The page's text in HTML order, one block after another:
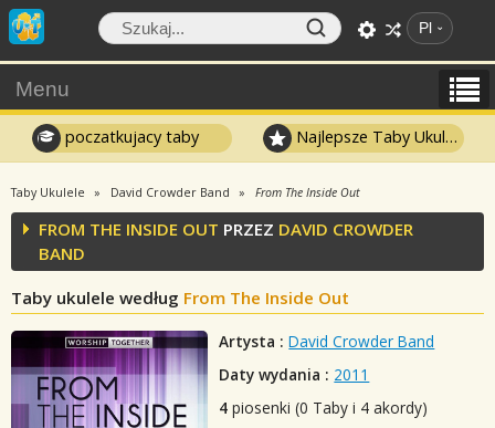
Pl
Menu
poczatkujacy taby Najlepsze Taby Ukulele
Taby Ukulele David Crowder Band From The Inside Out
FROM THE INSIDE OUT PRZEZ DAVID CROWDER
BAND
Taby ukulele według From The Inside Out
Artysta : David Crowder Band
Daty wydania : 2011
4 piosenki (0 Taby i 4 akordy)